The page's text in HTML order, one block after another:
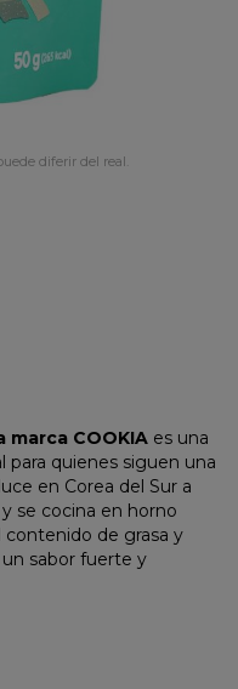
diferir del real.
COOKIA es una
para quienes siguen una
en Corea del Sur a
se cocina en horno
de grasa y
sabor fuerte y